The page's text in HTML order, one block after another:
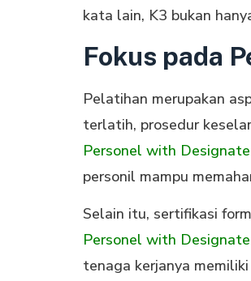
kata lain, K3 bukan
Fokus pada
Pelatihan merupakan
terlatih, prosedur
Personel with
personil mampu
Selain itu, sertifikasi
Personel with
tenaga kerjanya